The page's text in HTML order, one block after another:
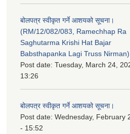
बोलपत्र स्वीकृत गर्ने आशयको सूचना।
(RM/12/082/083, Ramechhap Ra
Saghutarma Krishi Hat Bajar
Babsthapanka Lagi Truss Nirman)
Post date: Tuesday, March 24,
13:26
बोलपत्र स्वीकृत गर्ने आशयको सूचना।
Post date: Wednesday, February
- 15:52